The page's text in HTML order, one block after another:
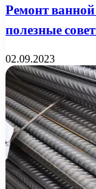
Ремонт
полезные
02.09.2023